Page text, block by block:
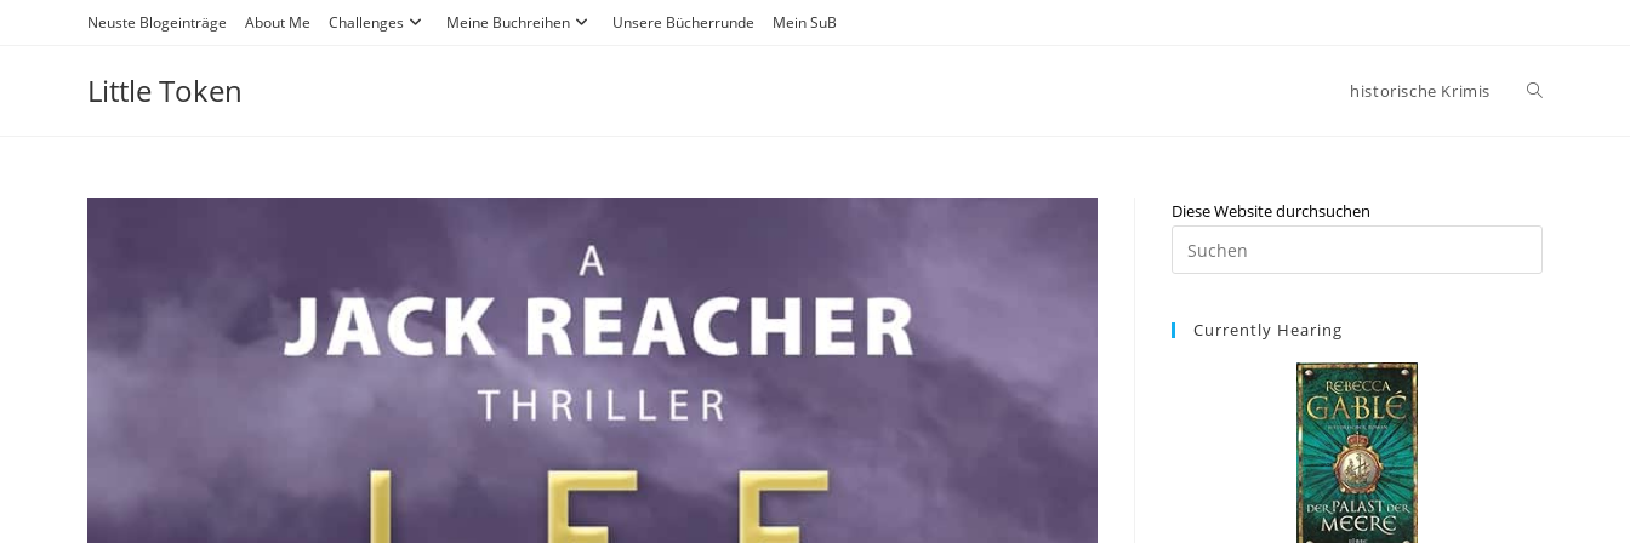
Neuste Blogeinträge About Me Challenges Meine Buchreihen Unsere Bücherrunde Mein SuB
Little Token historische Krimis
Diese Website durchsuchen
Currently Hearing